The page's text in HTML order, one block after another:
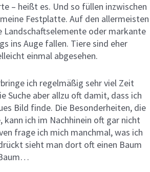
– heißt es. Und so füllen inzwischen
Festplatte. Auf den allermeisten
Landschaftselemente oder markante
ins Auge fallen. Tiere sind eher
einmal abgesehen.
ich regelmäßig sehr viel Zeit
Suche aber allzu oft damit, dass ich
Bild finde. Die Besonderheiten, die
ich im Nachhinein oft gar nicht
frage ich mich manchmal, was ich
sieht man dort oft einen Baum